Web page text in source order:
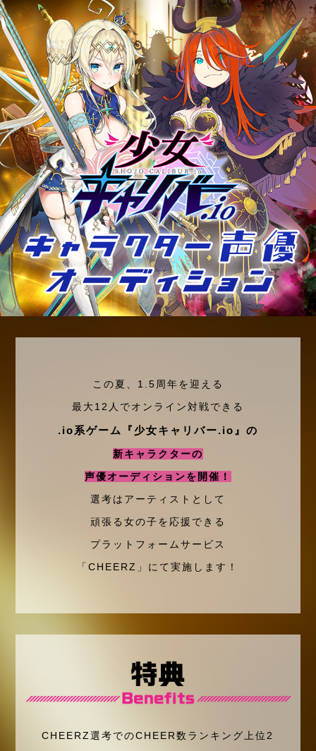
この夏、1.5周年を迎える
最大12人でオンライン対戦できる
.io系ゲーム『少女キャリバー.io』の
新キャラクターの
声優オーディションを開催！
選考はアーティストとして
頑張る⼥の⼦を応援できる
プラットフォームサービス
「CHEERZ」にて実施します！
CHEERZ選考でのCHEER数ランキング上位2